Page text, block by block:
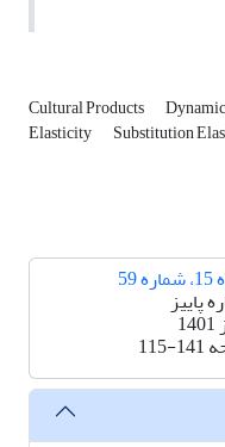
Cultural Products
Elasticity Substitution
59
پاییز
115-141